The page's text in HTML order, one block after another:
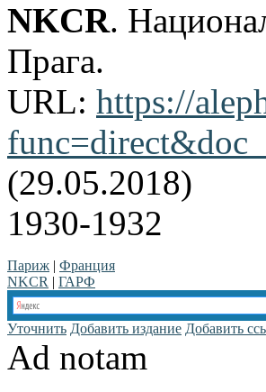
NKCR.
Прага.
URL: https://
(29.05.2018)
1930-1932
Париж | Франция
NKCR | ГАРФ
Уточнить Добавить издание Добавить
Ad notam